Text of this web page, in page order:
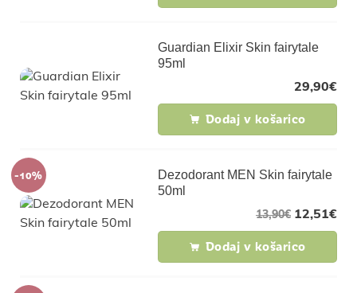
Guardian Elixir Skin fairytale
95ml
29,90€
Dodaj v košarico
-10%
Dezodorant MEN Skin fairytale
50ml
12,51€
13,90€
Dodaj v košarico